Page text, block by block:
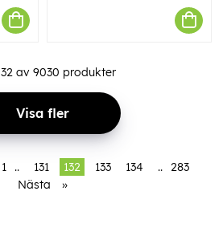
32av 9030 produkter
Visa fler
1 .. 131 132 133 134 .. 283
Nästa
»